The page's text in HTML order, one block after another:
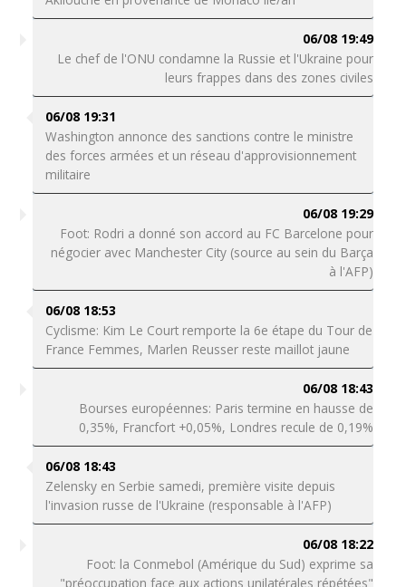
06/08 19:49
Le chef de l'ONU condamne la Russie et l'Ukraine pour
leurs frappes dans des zones civiles
06/08 19:31
Washington annonce des sanctions contre le ministre
des forces armées et un réseau d'approvisionnement
militaire
06/08 19:29
Foot: Rodri a donné son accord au FC Barcelone pour
négocier avec Manchester City (source au sein du Barça
à l'AFP)
06/08 18:53
Cyclisme: Kim Le Court remporte la 6e étape du Tour de
France Femmes, Marlen Reusser reste maillot jaune
06/08 18:43
Bourses européennes: Paris termine en hausse de
0,35%, Francfort +0,05%, Londres recule de 0,19%
06/08 18:43
Zelensky en Serbie samedi, première visite depuis
l'invasion russe de l'Ukraine (responsable à l'AFP)
06/08 18:22
Foot: la Conmebol (Amérique du Sud) exprime sa
"préoccupation face aux actions unilatérales répétées"